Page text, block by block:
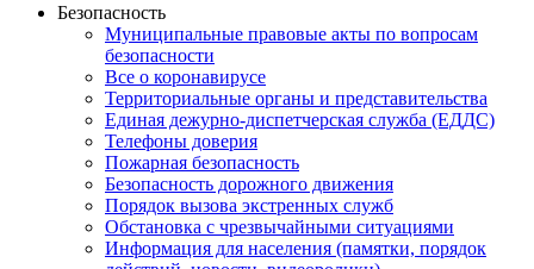
Безопасность
Муниципальные правовые акты по вопросам
безопасности
Все о коронавирусе
Территориальные органы и представительства
Единая дежурно-диспетчерская служба (ЕДДС)
Телефоны доверия
Пожарная безопасность
Безопасность дорожного движения
Порядок вызова экстренных служб
Обстановка с чрезвычайными ситуациями
Информация для населения (памятки, порядок